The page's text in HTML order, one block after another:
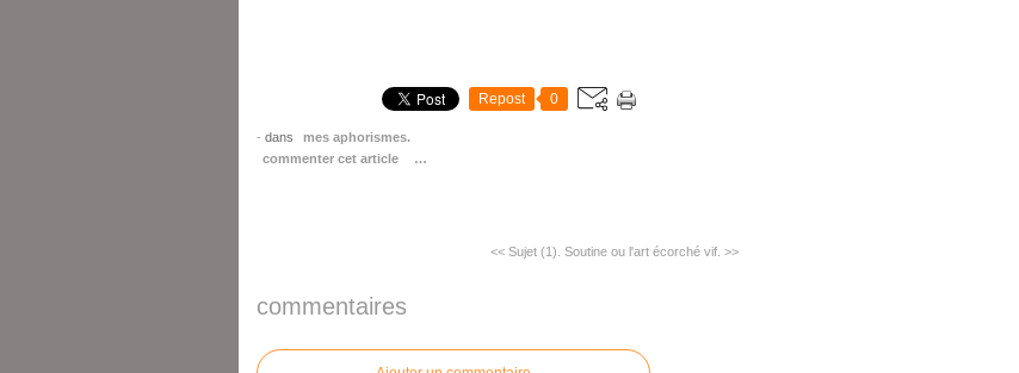
Repost 0
- dans
mes aphorismes.
commenter cet article
…
<< Sujet (1). Soutine ou l'art écorché vif. >>
commentaires